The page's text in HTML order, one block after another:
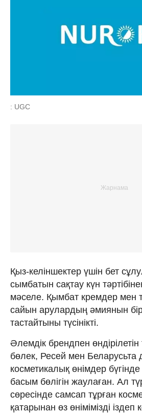
: UGC
Қыз-келіншектер үшін бет
сымбатын сақтау күн
мәселе. Қымбат кремдер мен
сайын арулардың әмиянын
тастайтыны түсінікті.
Әлемдік брендпен
бөлек, Ресей мен
косметикалық өнімдер
басым бөлігін жаулаған. Ал
сөресінде самсап тұрған
қатарынан өз өнімімізді іздеп